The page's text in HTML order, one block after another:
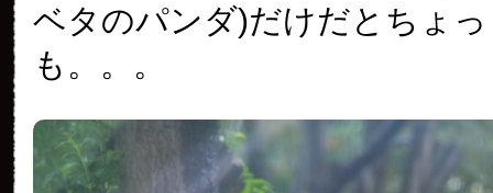
ベタのパンダ)だけだとちょ
も。。。